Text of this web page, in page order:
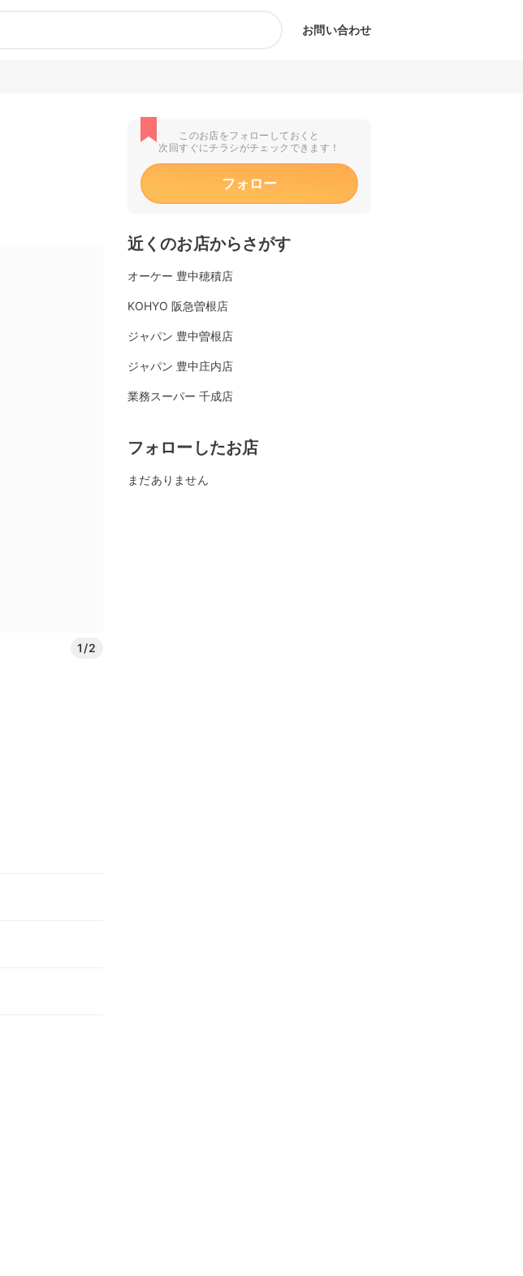
お問い合わせ
1/2
このお店をフォローしておくと
次回すぐにチラシがチェックできます！
フォロー
近くのお店からさがす
オーケー 豊中穂積店
KOHYO 阪急曽根店
ジャパン 豊中曽根店
ジャパン 豊中庄内店
業務スーパー 千成店
フォローしたお店
まだありません